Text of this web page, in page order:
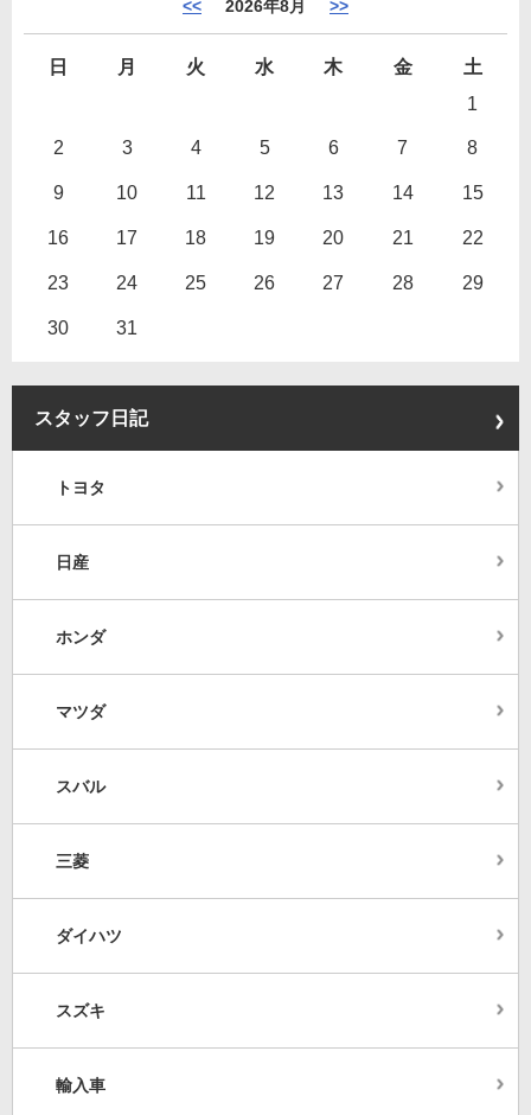
<< 2026年8月 >>
日 月 火 水 木 金
土
1
2 3 4 5 6 7 8
9 10 11 12 13 14 15
16 17 18 19 20 21 22
23 24 25 26 27 28 29
30 31
スタッフ日記
トヨタ
日産
ホンダ
マツダ
スバル
三菱
ダイハツ
スズキ
輸入車